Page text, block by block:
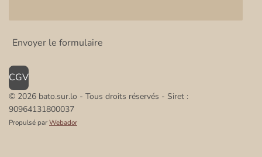
Envoyer le formulaire
CGV
© 2026 bato.sur.lo - Tous droits réservés - Siret :
90964131800037
Propulsé parWebador